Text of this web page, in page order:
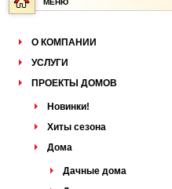
МЕНЮ
О КОМПАНИИ
УСЛУГИ
ПРОЕКТЫ ДОМОВ
Новинки!
Хиты сезона
Дома
Дачные дома